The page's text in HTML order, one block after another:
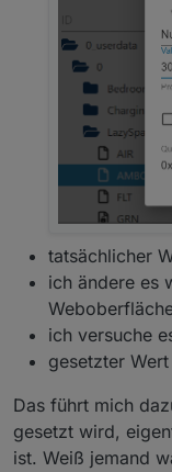
tatsächlicher
ich ändere es
ich versuche
gesetzter
Das führt mich
gesetzt wird,
ist. Weiß jemand